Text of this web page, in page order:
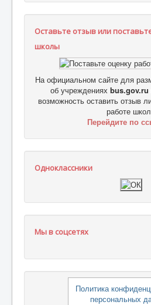
Оставьте отзыв или
школы
На официальном сайте для
об учреждениях bus.gov.ru
возможность оставить отзыв
работе
Перейдите по
Одноклассники
Мы в соцсетях
Политика
персональных